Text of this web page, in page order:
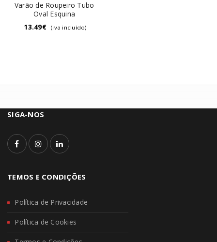
Varão de Roupeiro Tubo
Oval Esquina
13.49€ (iva incluído)
SIGA-NOS
TEMOS E CONDIÇÕES
Política de Privacidade
Política de Cookies